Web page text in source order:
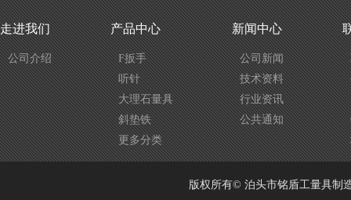
走进我们
公司介绍
产品中心
F扳手
听针
大理石量具
斜垫铁
更多分类
新闻中心
公司新闻
技术资料
行业资讯
公共通知
版权所有© 泊头市铭盾工量具